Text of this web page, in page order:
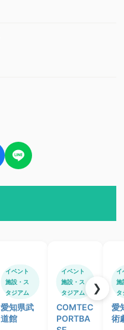
イベント
施設・ス
タジアム
愛知県武
道館
イベント
施設・ス
タジアム
COMTEC
PORTBA
イ
施
タ
愛
術
❯